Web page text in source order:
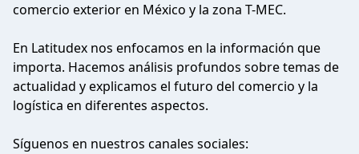
comercio exterior en México y la zona T-MEC.
En Latitudex nos enfocamos en la información que
importa. Hacemos análisis profundos sobre temas de
actualidad y explicamos el futuro del comercio y la
logística en diferentes aspectos.
Síguenos en nuestros canales sociales: